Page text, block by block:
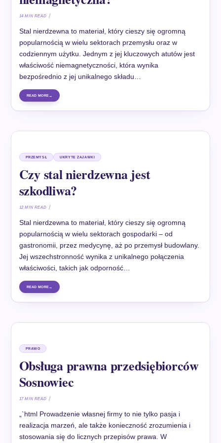
14 MIN READ
Stal nierdzewna to materiał, który cieszy się ogromną
popularnością w wielu sektorach przemysłu oraz w
codziennym użytku. Jednym z jej kluczowych atutów jest
właściwość niemagnetyczności, która wynika
bezpośrednio z jej unikalnego składu…
READ MORE
PRZEMYSŁ UKRYTE ZAJAWKI
Czy stal nierdzewna jest
szkodliwa?
12 MIN READ
Stal nierdzewna to materiał, który cieszy się ogromną
popularnością w wielu sektorach gospodarki – od
gastronomii, przez medycynę, aż po przemysł budowlany.
Jej wszechstronność wynika z unikalnego połączenia
właściwości, takich jak odporność…
READ MORE
PRAWO
Obsługa prawna przedsiębiorców
Sosnowiec
17 MIN READ
„`html Prowadzenie własnej firmy to nie tylko pasja i
realizacja marzeń, ale także konieczność zrozumienia i
stosowania się do licznych przepisów prawa. W